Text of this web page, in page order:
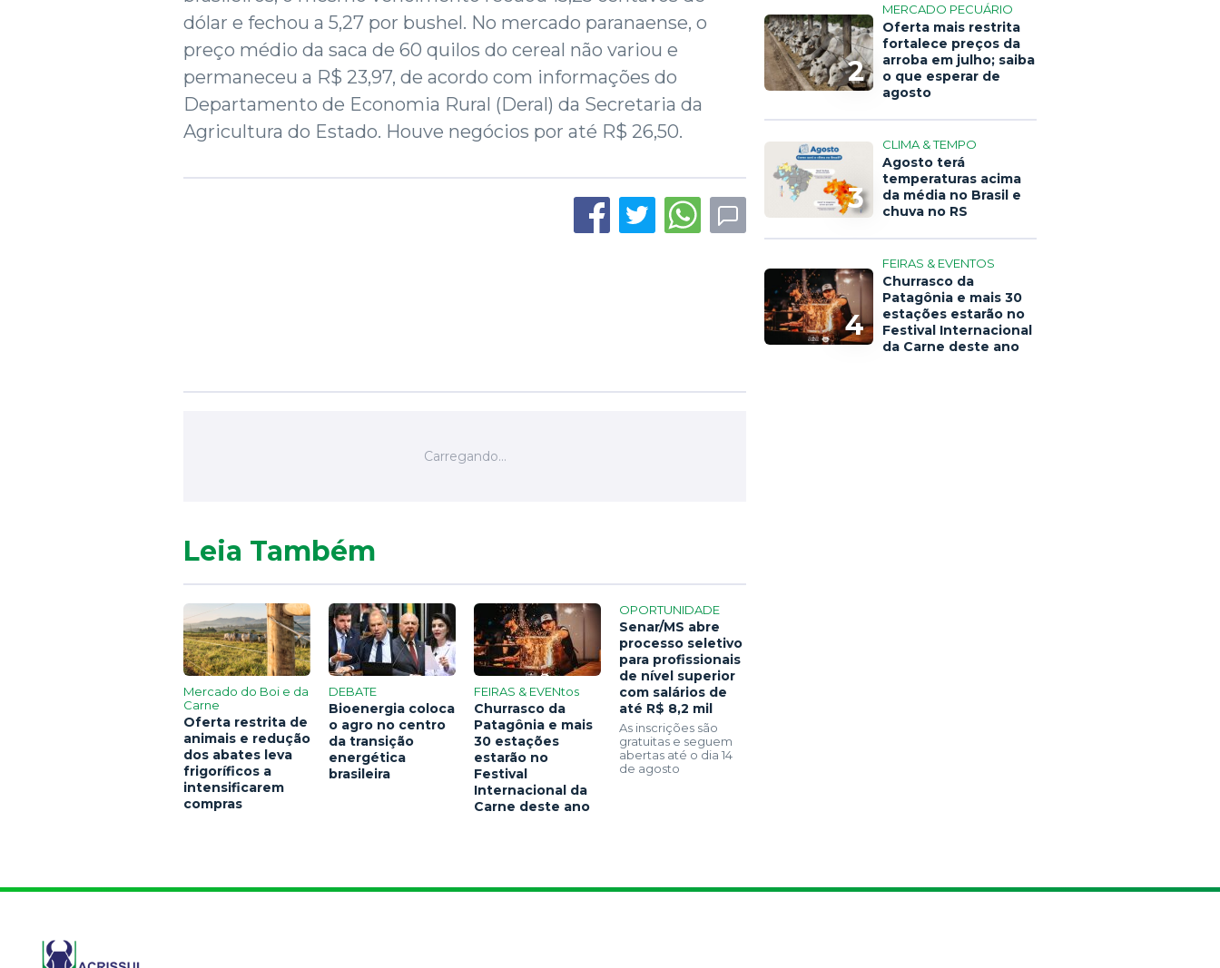
dólar e fechou a 5,27 por bushel. No mercado paranaense, o
preço médio da saca de 60 quilos do cereal não variou e
permaneceu a R$ 23,97, de acordo com informações do
Departamento de Economia Rural (Deral) da Secretaria da
Agricultura do Estado. Houve negócios por até R$ 26,50.
2
MERCADO PECUÁRIO
Oferta mais restrita
fortalece preços da
arroba em julho; saiba
o que esperar de
agosto
3
CLIMA & TEMPO
Agosto terá
temperaturas acima
da média no Brasil e
chuva no RS
4
FEIRAS & EVENTOS
Churrasco da
Patagônia e mais 30
estações estarão no
Festival Internacional
da Carne deste ano
Leia Também
Mercado do Boi e da
Carne
Oferta restrita de
animais e redução
dos abates leva
frigoríficos a
intensificarem
compras
DEBATE
Bioenergia coloca
o agro no centro
da transição
energética
brasileira
FEIRAS & EVENtos
Churrasco da
Patagônia e mais
30 estações
estarão no
Festival
Internacional da
Carne deste ano
OPORTUNIDADE
Senar/MS abre
processo seletivo
para profissionais
de nível superior
com salários de
até R$ 8,2 mil
As inscrições são
gratuitas e seguem
abertas até o dia 14
de agosto